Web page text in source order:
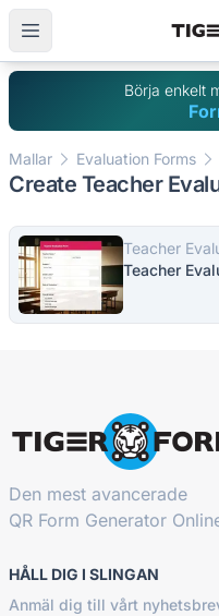
Börja enkelt
Mallar Evaluation Forms
Create Teacher
Teacher
Teacher
Den mest avancerade
QR Form Generator
HÅLL DIG I SLINGAN
Anmäl dig till vårt